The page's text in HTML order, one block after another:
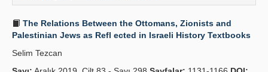
The Relations Between the Ottomans, Zionists and
Palestinian Jews as Refl ected in Israeli History Textbooks
Selim Tezcan